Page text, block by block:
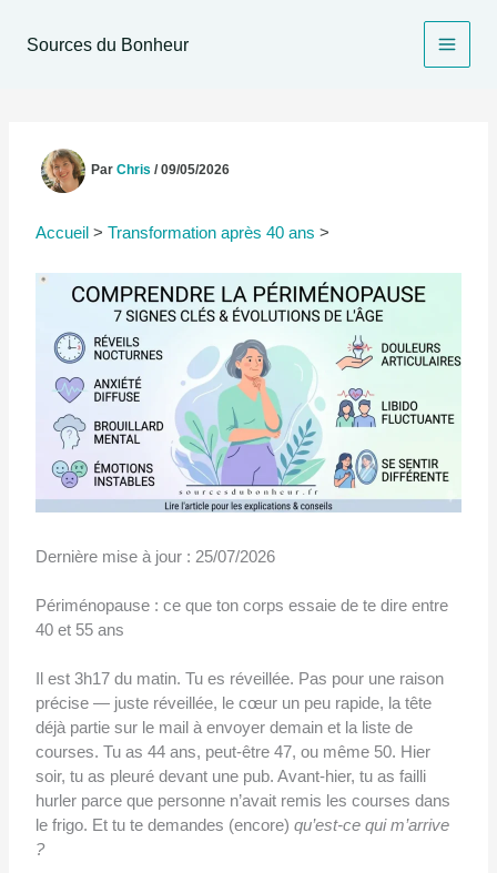
Sources du Bonheur
Par Chris /09/05/2026
Accueil > Transformation après 40 ans >
25/07/2026
Périménopause : ce que ton corps essaie de te dire entre
40 et 55 ans
Il est 3h17 du matin. Tu es réveillée. Pas pour une raison
précise — juste réveillée, le cœur un peu rapide, la tête
déjà partie sur le mail à envoyer demain et la liste de
courses. Tu as 44 ans, peut-être 47, ou même 50. Hier
soir, tu as pleuré devant une pub. Avant-hier, tu as failli
hurler parce que personne n’avait remis les courses dans
le frigo. Et tu te demandes (encore) qu’est-ce qui m’arrive
?